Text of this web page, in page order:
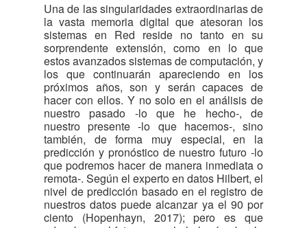
Una de las singularidades extraordinarias de
la vasta memoria digital que atesoran los
sistemas en Red reside no tanto en su
sorprendente extensión, como en lo que
estos avanzados sistemas de computación, y
los que continuarán apareciendo en los
próximos años, son y serán capaces de
hacer con ellos. Y no solo en el análisis de
nuestro pasado -lo que he hecho-, de
nuestro presente -lo que hacemos-, sino
también, de forma muy especial, en la
predicción y pronóstico de nuestro futuro -lo
que podremos hacer de manera inmediata o
remota-. Según el experto en datos Hilbert, el
nivel de predicción basado en el registro de
nuestros datos puede alcanzar ya el 90 por
ciento (Hopenhayn, 2017); pero es que